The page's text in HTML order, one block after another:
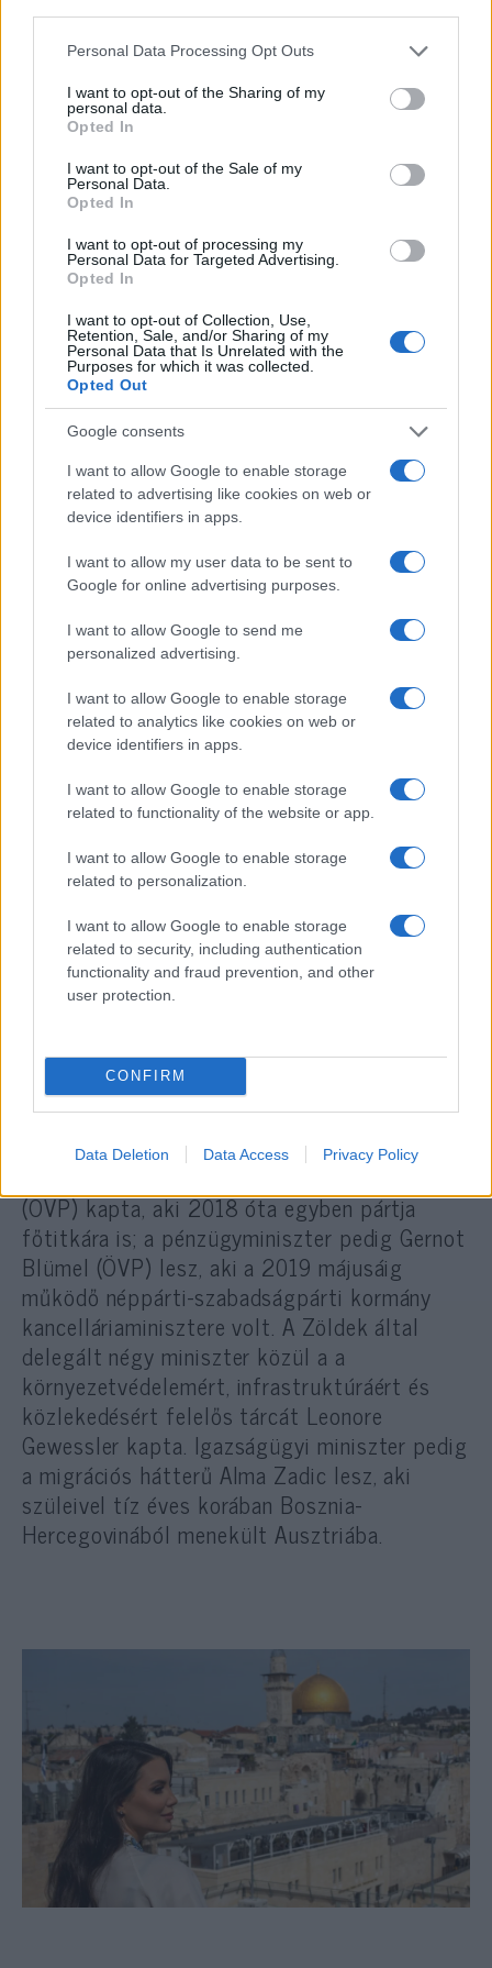
Please note that this website/app uses one or more Google
not limited to your visit or usage behaviour. You may click to
grant or deny consent to Google and its third-party tags to
use your data for below specified purposes in below Google
consent section.
Personal Data Processing Opt Outs
I want to opt-out of the Sharing of my
personal data.
Opted In
I want to opt-out of the Sale of my
Personal Data.
Opted In
I want to opt-out of processing my
Personal Data for Targeted Advertising.
Opted In
I want to opt-out of Collection, Use,
Retention, Sale, and/or Sharing of my
Personal Data that Is Unrelated with the
Purposes for which it was collected.
Opted Out
Google consents
I want to allow Google to enable storage
related to advertising like cookies on web or
device identifiers in apps.
I want to allow my user data to be sent to
Google for online advertising purposes.
I want to allow Google to send me
personalized advertising.
I want to allow Google to enable storage
related to analytics like cookies on web or
device identifiers in apps.
I want to allow Google to enable storage
related to functionality of the website or app.
I want to allow Google to enable storage
related to personalization.
I want to allow Google to enable storage
related to security, including authentication
functionality and fraud prevention, and other
user protection.
CONFIRM
Data Deletion Data Access Privacy Policy
karbonsemlegessé kell válnia.
Az első ilyen koalíciós kormányba a néppárt
tíz minisztert és egy államtitkárt, míg a
Zöldek három minisztert és egy államtitkárt
delegált. Sebastian Kurz (ÖVP) leendő
kancellár és Werner Kogler (Zöldek) leendő
alkancellár mellett így 13 miniszter és két
államtitkár lesz tagja lesz az új kabinetnek;
Kogler a sport-, közéleti, művészeti és
kulturális miniszteri pozíciót is betölti majd.
A korábbi osztrák kormányokhoz
képest rekordot dönt a nők
aránya; a 17 fős kormányban
kilencen képviselik a női nemet
(53 százalék).
Az ÖVP kormánytagjai közül többen már
korábban is részt vettek kormányzati
munkában; így Sebastian Kurz másodszor lesz
Ausztria kancellárja. Alexander Schallenberg
(ÖVP) az egyetlen olyan miniszter, aki a
Brigitte Bierlein vezette ügyvezető kormány
munkájában is részt vett; ő továbbra is
külügyminiszter marad. Először tölti be nő a
védelmi miniszteri posztot; Klaudia Tannernek
(ÖVP) a szövetségi hadsereg finanszírozási
gondjait és felszerelésbeli hiányosságait kell
majd orvosolnia többek között.
Netanjahu „Izrael nagy barátjának”
nevezte az osztrák exkancellárt
(ÖVP) kapta, aki 2018 óta egyben pártja
főtitkára is; a pénzügyminiszter pedig Gernot
Blümel (ÖVP) lesz, aki a 2019 májusáig
működő néppárti-szabadságpárti kormány
kancelláriaminisztere volt. A Zöldek által
delegált négy miniszter közül a a
környezetvédelemért, infrastruktúráért és
közlekedésért felelős tárcát Leonore
Gewessler kapta. Igazságügyi miniszter pedig
a migrációs hátterű Alma Zadic lesz, aki
szüleivel tíz éves korában Bosznia-
Hercegovinából menekült Ausztriába.